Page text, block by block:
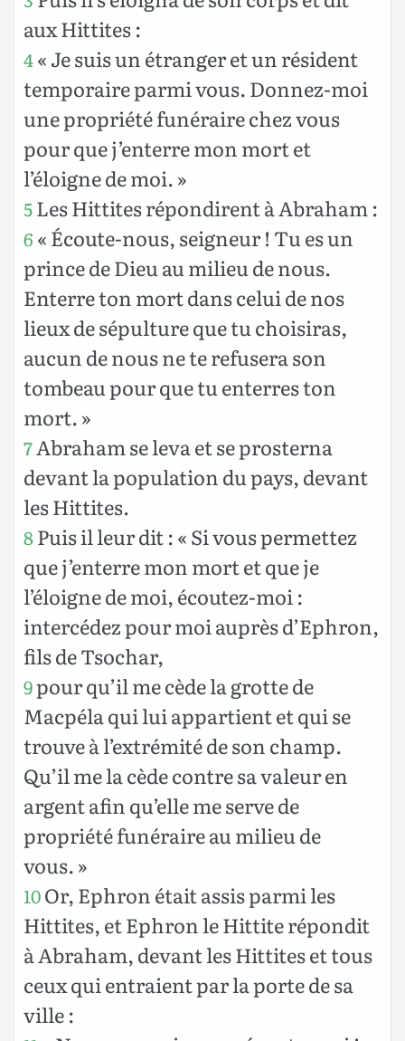
aux Hittites :
4« Je suis un étranger et un résident
temporaire parmi vous. Donnez-moi
une propriété funéraire chez vous
pour que j’enterre mon mort et
l’éloigne de moi. »
5Les Hittites répondirent à Abraham :
6 « Écoute-nous, seigneur ! Tu es un
prince de Dieu au milieu de nous.
Enterre ton mort dans celui de nos
lieux de sépulture que tu choisiras,
aucun de nous ne te refusera son
tombeau pour que tu enterres ton
mort. »
7Abraham se leva et se prosterna
devant la population du pays, devant
les Hittites.
8Puis il leur dit : « Si vous permettez
que j’enterre mon mort et que je
l’éloigne de moi, écoutez-moi :
intercédez pour moi auprès d’Ephron,
fils de Tsochar,
9pour qu’il me cède la grotte de
Macpéla qui lui appartient et qui se
trouve à l’extrémité de son champ.
Qu’il me la cède contre sa valeur en
argent afin qu’elle me serve de
propriété funéraire au milieu de
vous. »
10Or, Ephron était assis parmi les
Hittites, et Ephron le Hittite répondit
à Abraham, devant les Hittites et tous
ceux qui entraient par la porte de sa
ville :